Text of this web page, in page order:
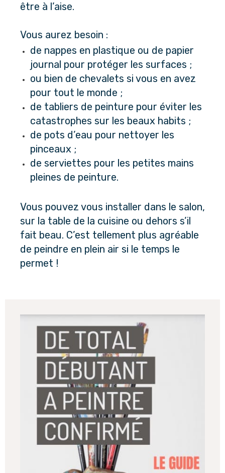
être à l’aise.
Vous aurez besoin :
de nappes en plastique ou de papier
journal pour protéger les surfaces ;
ou bien de chevalets si vous en avez
pour tout le monde ;
de tabliers de peinture pour éviter les
catastrophes sur les beaux habits ;
de pots d’eau pour nettoyer les
pinceaux ;
de serviettes pour les petites mains
pleines de peinture.
Vous pouvez vous installer dans le salon,
sur la table de la cuisine ou dehors s’il
fait beau. C’est tellement plus agréable
de peindre en plein air si le temps le
permet !